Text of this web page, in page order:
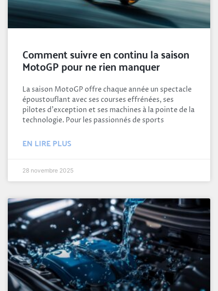
Comment suivre en continu la saison
MotoGP pour ne rien manquer
La saison MotoGP offre chaque année un spectacle
époustouflant avec ses courses effrénées, ses
pilotes d'exception et ses machines à la pointe de la
technologie. Pour les passionnés de sports
EN LIRE PLUS
28 novembre 2025